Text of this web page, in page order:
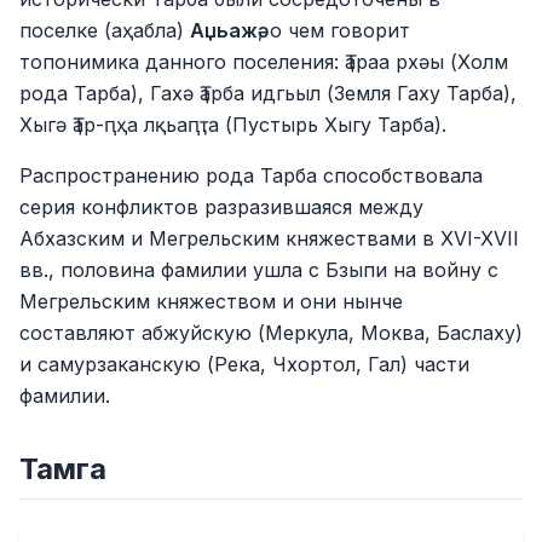
поселке (аҳабла) Аџьажә, о чем говорит
топонимика данного поселения: Ҭараа рхәы (Холм
рода Тарба), Гахә Ҭарба идгьыл (Земля Гаху Тарба),
Хыгә Ҭар-ԥҳа лқьаԥҭа (Пустырь Хыгу Тарба).
Распространению рода Тарба способствовала
серия конфликтов разразившаяся между
Абхазским и Мегрельским княжествами в XVI-XVII
вв., половина фамилии ушла с Бзыпи на войну с
Мегрельским княжеством и они нынче
составляют абжуйскую (Меркула, Моква, Баслаху)
и самурзаканскую (Река, Чхортол, Гал) части
фамилии.
Тамга